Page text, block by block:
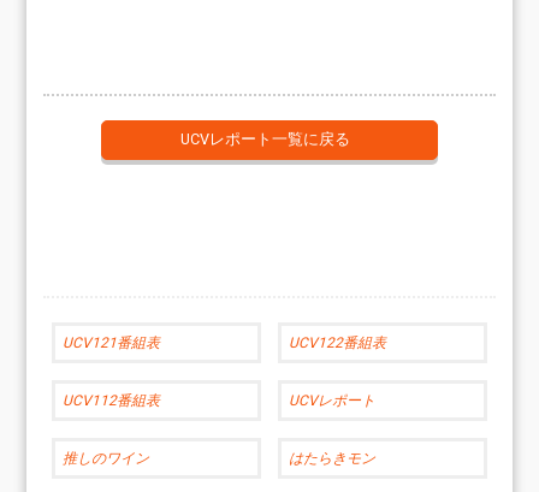
UCVレポート一覧に戻る
UCV121番組表 UCV122番組表
UCV112番組表 UCVレポート
推しのワイン はたらきモン